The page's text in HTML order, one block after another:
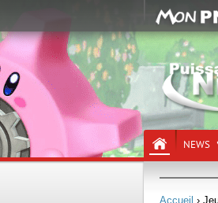
NEWS
Accueil ›